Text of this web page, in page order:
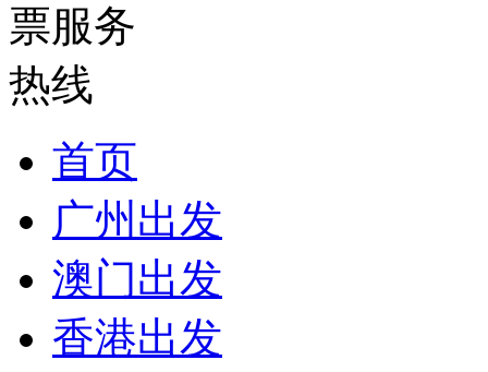
首页
广州出发
澳门出发
香港出发